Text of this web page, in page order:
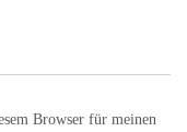
Browser für meinen